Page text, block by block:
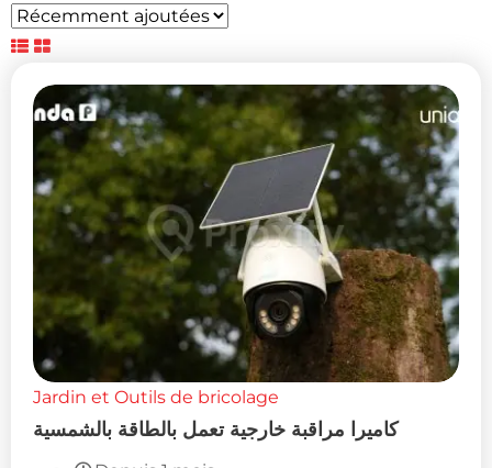
Jardin et Outils de bricolage
كاميرا مراقبة خارجية تعمل بالطاقة بالشمسية